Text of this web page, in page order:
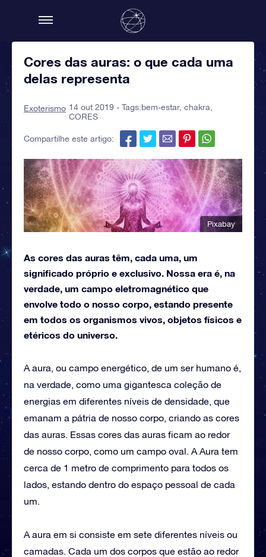
Cores das auras: o que cada uma
delas representa
Exoterismo 14 out 2019 - Tags:bem-estar, chakra
CORES
Compartilhe este artigo:
Pixabay
As cores das auras têm, cada uma, um
significado próprio e exclusivo. Nossa era é, na
verdade, um campo eletromagnético que
envolve todo o nosso corpo, estando presente
em todos os organismos vivos, objetos físicos e
etéricos do universo.
A aura, ou campo energético, de um ser humano é,
na verdade, como uma gigantesca coleção de
energias em diferentes níveis de densidade, que
emanam a pátria de nosso corpo, criando as cores
das auras. Essas cores das auras ficam ao redor
de nosso corpo, como um campo oval. A Aura tem
cerca de 1 metro de comprimento para todos os
lados, estando dentro do espaço pessoal de cada
um.
A aura em si consiste em sete diferentes níveis ou
camadas. Cada um dos corpos que estão ao redor